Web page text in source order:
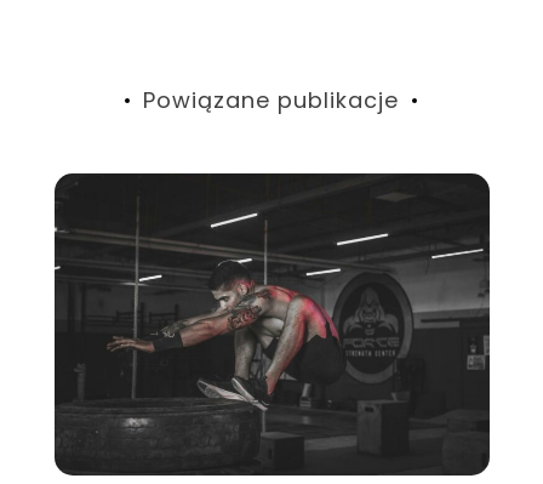
Powiązane publikacje